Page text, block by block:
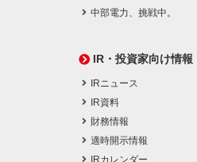
中部電力、挑戦中。
IR・投資家向け情報
IRニュース
IR資料
財務情報
適時開示情報
IRカレンダー